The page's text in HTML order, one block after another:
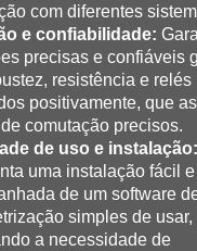
com diferentes
e confiabilidade:
precisas e confiáveis
resistência e relés
positivamente, que
comutação precisos.
de uso e instalação:
uma instalação fácil
de um software
simples de usar,
a necessidade de